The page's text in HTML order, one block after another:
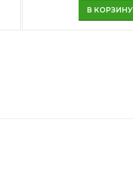
В КОРЗИНУ